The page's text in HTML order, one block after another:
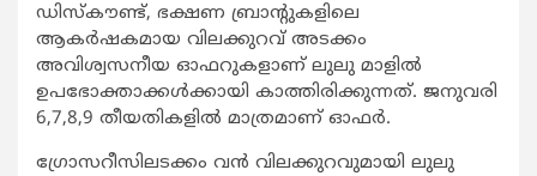
ഡിസ്‌കൗണ്ട്, ഭക്ഷണ ബ്രാന്റുകളിലെ
ആകര്‍ഷകമായ വിലക്കുറവ് അടക്കം
അവിശ്വസനീയ ഓഫറുകളാണ് ലുലു മാളില്‍
ഉപഭോക്താക്കള്‍ക്കായി കാത്തിരിക്കുന്നത്. ജനുവരി
6,7,8,9 തീയതികളില്‍ മാത്രമാണ് ഓഫര്‍.
ഗ്രോസറീസിലടക്കം വന്‍ വിലക്കുറവുമായി ലുലു